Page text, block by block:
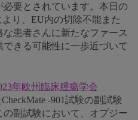
要とされています。本日の
り、EU内の切除不能また
患者さんに新たなファース
できる可能性に一歩近づいて
年欧州臨床腫瘍学会
-901試験の副試験
副試験において、オプジー